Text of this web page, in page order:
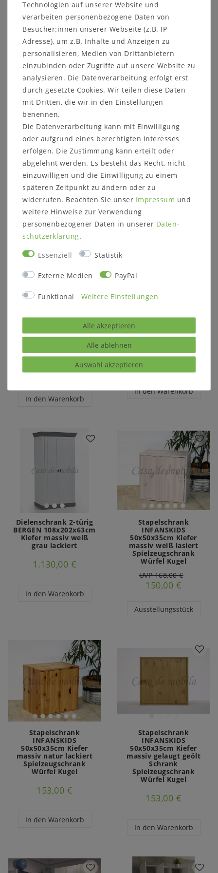
Kleiderschrank 2-türig
MIDO 90x180x56cm
mit Schublade Eiche
massiv natur braun
oder bianco geölt
1.717,00 €
Artikel anzeigen
türig BERGEN
108x202x63cm Kiefer
massiv weiß lackiert
gelaugt geölt
1.130,00 €
In den Warenkorb
Kleiderschrank ZENNA
156x205x61cm 3türig
Kernbuche massiv
Schlafzimmerschrank
1.532,00 €
In den Warenkorb
Dielenschrank 2türig
BERGEN 108x202x63cm
Kiefer massiv gelaugt
1.130,00 €
In den Warenkorb
Dielenschrank 2-türig
BERGEN 108x202x63cm
Kiefer massiv weiß
grau lackiert
1.130,00 €
In den Warenkorb
Stapelschrank
INFANSKIDS
50x50x35cm Kiefer
massiv weiß lasiert
Spielzeugschrank
Würfel Kugel
UVP 168,00 €
150,00 €
Ausstellungsstück
Stapelschrank
INFANSKIDS
50x50x35cm Kiefer
massiv natur lackiert
Spielzeugschrank
Würfel Kugel
153,00 €
In den Warenkorb
Stapelschrank
INFANSKIDS
50x50x35cm Kiefer
massiv gelaugt geölt
Schrank
Spielzeugschrank
Würfel Kugel
153,00 €
In den Warenkorb
Technologien auf unserer Website und
verarbeiten personenbezogene Daten von
Besucher:innen unserer Webseite (z.B. IP-
Adresse), um z.B. Inhalte und Anzeigen zu
personalisieren, Medien von Drittanbietern
einzubinden oder Zugriffe auf unsere Website zu
analysieren. Die Datenverarbeitung erfolgt erst
durch gesetzte Cookies. Wir teilen diese Daten
mit Dritten, die wir in den Einstellungen
benennen.
Die Datenverarbeitung kann mit Einwilligung
oder aufgrund eines berechtigten Interesses
erfolgen. Die Zustimmung kann erteilt oder
abgelehnt werden. Es besteht das Recht, nicht
einzuwilligen und die Einwilligung zu einem
späteren Zeitpunkt zu ändern oder zu
widerrufen. Beachten Sie unser Impressum und
weitere Hinweise zur Verwendung
personenbezogener Daten in unserer Daten­
schutz­erklärung.
Essenziell Statistik
Externe Medien PayPal
Funktional Weitere Einstellungen
Alle akzeptieren
Alle ablehnen
Auswahl akzeptieren